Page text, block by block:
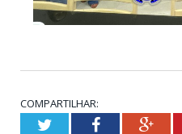
COMPARTILHAR:
TwitterFacebook